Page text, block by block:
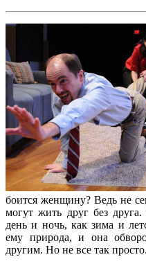
боится женщину? Ведь не
могут жить друг без
день и ночь, как зима и
ему природа, и она
другим. Но не все так просто.